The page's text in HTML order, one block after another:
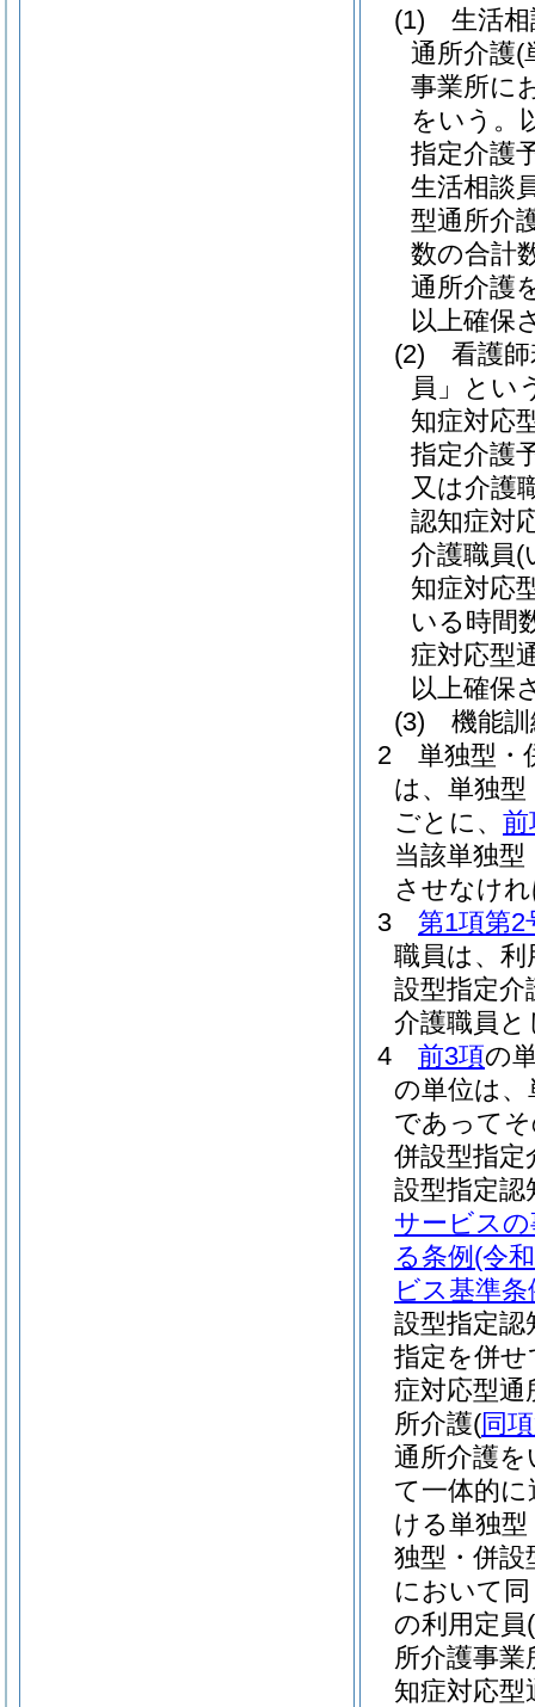
(1)
生活
通所介護(
事業所に
をいう。
指定介護
生活相談
型通所介
数の合計
通所介護
以上確保
(2)
看護
員」とい
知症対応
指定介護
又は介護
認知症対
介護職員(
知症対応
いる時間
症対応型
以上確保
(3)
機能
2
単独型・
は、単独型
ごとに、 前
当該単独
させなけ
3
第1項第2
職員は、
設型指定介
介護職員
4
前3項の
の単位は、
であって
併設型指定
設型指定認
サービス
る条例 (令
ビス基準
設型指定認
指定を併せ
症対応型通
所介護(同
通所介護
て一体的
ける単独
独型・併設
において
の利用定員
所介護事
知症対応